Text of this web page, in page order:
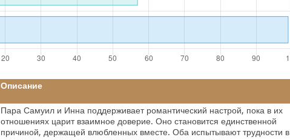
Описание
Пара Самуил и Инна поддерживает романтический настрой, пока в их
отношениях царит взаимное доверие. Оно становится единственной
причиной, держащей влюбленных вместе. Оба испытывают трудности в